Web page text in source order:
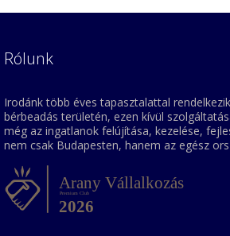
Rólunk
Irodánk több éves tapasztalattal
bérbeadás területén, ezen kívül
még az ingatlanok felújítása, kezelése,
nem csak Budapesten, hanem az egész